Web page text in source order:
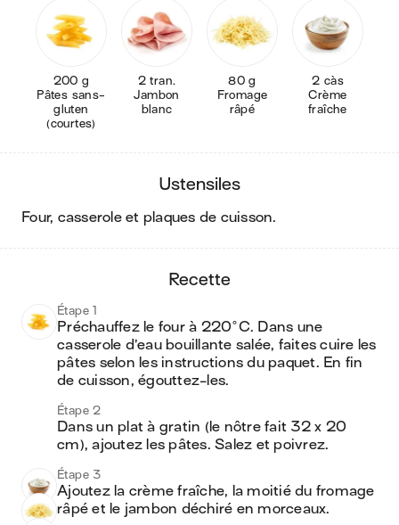
200 g
Pâtes sans-
gluten
(courtes)
2 tran.
Jambon
blanc
80 g
Fromage
râpé
2 càs
Crème
fraîche
ustensiles
four, casserole et plaques de cuisson.
recette
Étape 1
Préchauffez le four à 220°C. Dans une
casserole d’eau bouillante salée, faites cuire les
pâtes selon les instructions du paquet. En fin
de cuisson, égouttez-les.
Étape 2
Dans un plat à gratin (le nôtre fait 32 x 20
cm), ajoutez les pâtes. Salez et poivrez.
Étape 3
Ajoutez la crème fraîche, la moitié du fromage
râpé et le jambon déchiré en morceaux.